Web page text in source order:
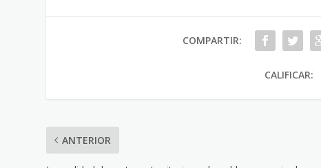
COMPARTIR:
CALIFICAR:
ANTERIOR